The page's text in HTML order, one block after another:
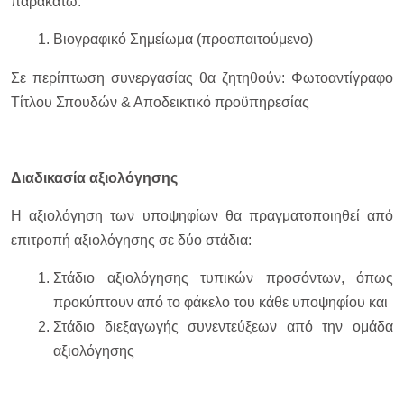
Βιογραφικό Σημείωμα (προαπαιτούμενο)
Σε περίπτωση συνεργασίας θα ζητηθούν: Φωτοαντίγραφο
Τίτλου Σπουδών & Αποδεικτικό προϋπηρεσίας
Διαδικασία αξιολόγησης
Η αξιολόγηση των υποψηφίων θα πραγματοποιηθεί από
επιτροπή αξιολόγησης σε δύο στάδια:
Στάδιο αξιολόγησης τυπικών προσόντων, όπως
προκύπτουν από το φάκελο του κάθε υποψηφίου και
Στάδιο διεξαγωγής συνεντεύξεων από την ομάδα
αξιολόγησης